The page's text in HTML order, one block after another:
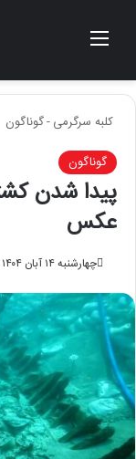
منو
کلبه سرگرمی-گوناگون
گوناگون
عکس
چهارشنبه ۱۴ آبان ۱۴۰۴